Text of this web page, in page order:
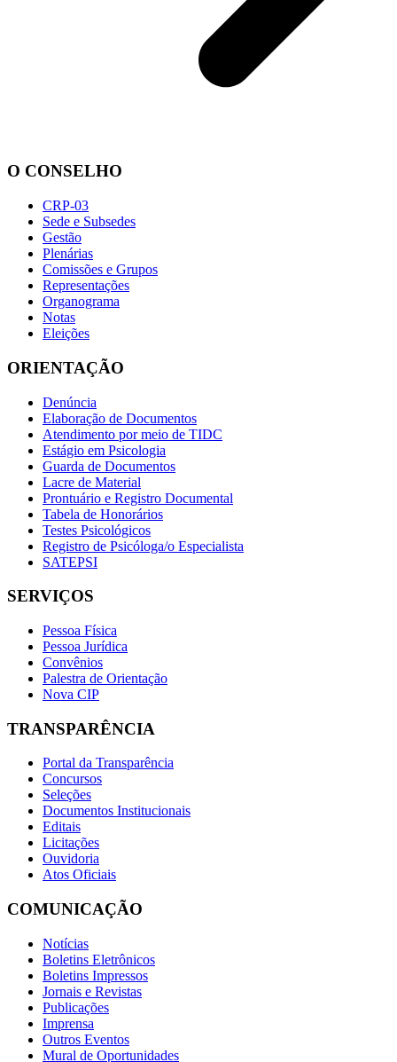
O CONSELHO
CRP-03
Sede e Subsedes
Gestão
Plenárias
Comissões e Grupos
Representações
Organograma
Notas
Eleições
ORIENTAÇÃO
Denúncia
Elaboração de Documentos
Atendimento por meio de TIDC
Estágio em Psicologia
Guarda de Documentos
Lacre de Material
Prontuário e Registro Documental
Tabela de Honorários
Testes Psicológicos
Registro de Psicóloga/o Especialista
SATEPSI
SERVIÇOS
Pessoa Física
Pessoa Jurídica
Convênios
Palestra de Orientação
Nova CIP
TRANSPARÊNCIA
Portal da Transparência
Concursos
Seleções
Documentos Institucionais
Editais
Licitações
Ouvidoria
Atos Oficiais
COMUNICAÇÃO
Notícias
Boletins Eletrônicos
Boletins Impressos
Jornais e Revistas
Publicações
Imprensa
Outros Eventos
Mural de Oportunidades